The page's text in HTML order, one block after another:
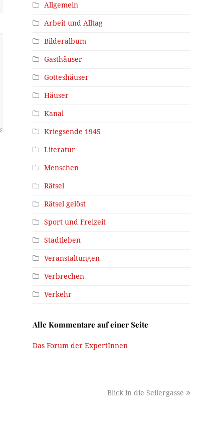
Allgemein
Arbeit und Alltag
Bilderalbum
Gasthäuser
Gotteshäuser
Häuser
Kanal
Kriegsende 1945
Literatur
Menschen
Rätsel
Rätsel gelöst
Sport und Freizeit
Stadtleben
Veranstaltungen
Verbrechen
Verkehr
Alle Kommentare auf einer Seite
Das Forum der ExpertInnen
next
Blick in die Seilergasse